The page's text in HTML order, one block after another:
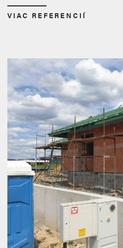
VIAC REFERENCIÍ